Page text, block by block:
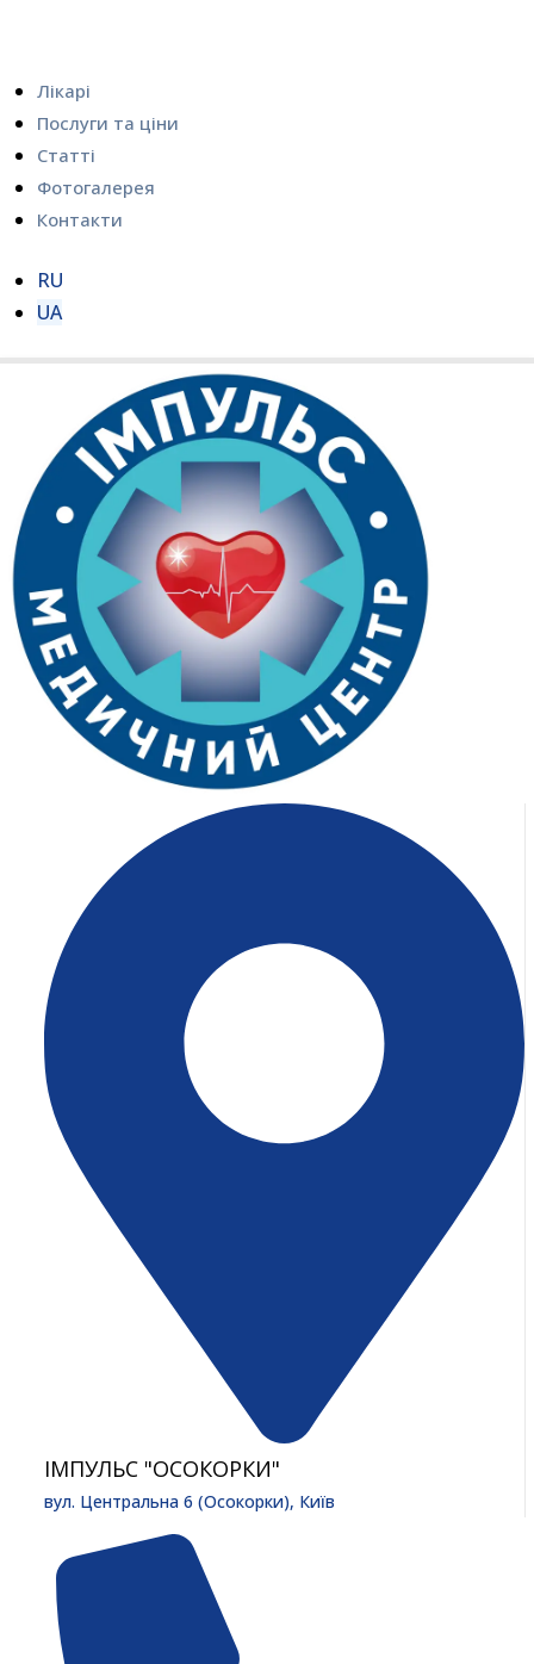
Лікарі
Послуги та ціни
Статті
Фотогалерея
Контакти
RU
UA
ІМПУЛЬС "ОСОКОРКИ"
вул. Центральна 6 (Осокорки), Київ